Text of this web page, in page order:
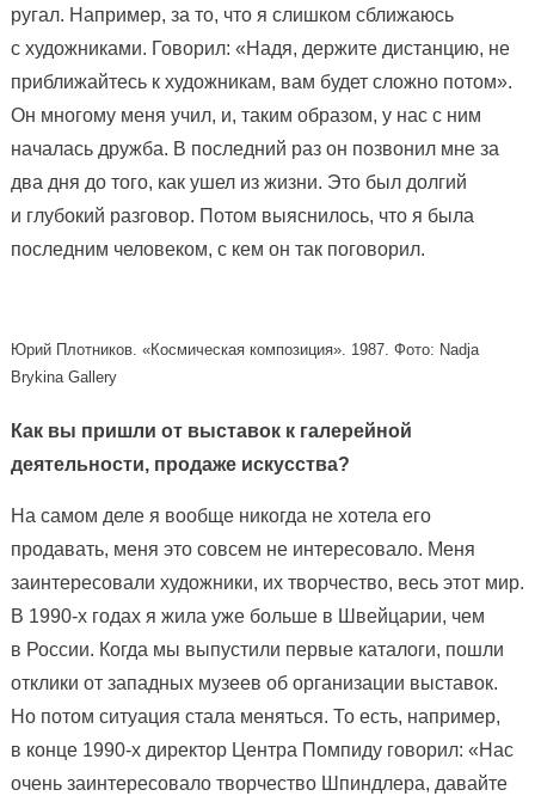
ругал. Например, за то, что я слишком сближаюсь
с художниками. Говорил: «Надя, держите дистанцию, не
приближайтесь к художникам, вам будет сложно потом».
Он многому меня учил, и, таким образом, у нас с ним
началась дружба. В последний раз он позвонил мне за
два дня до того, как ушел из жизни. Это был долгий
и глубокий разговор. Потом выяснилось, что я была
последним человеком, с кем он так поговорил.
Юрий Плотников. «Космическая композиция». 1987. Фото: Nadja
Brykina Gallery
Как вы пришли от выставок к галерейной
деятельности, продаже искусства?
На самом деле я вообще никогда не хотела его
продавать, меня это совсем не интересовало. Меня
заинтересовали художники, их творчество, весь этот мир.
В 1990-х годах я жила уже больше в Швейцарии, чем
в России. Когда мы выпустили первые каталоги, пошли
отклики от западных музеев об организации выставок.
Но потом ситуация стала меняться. То есть, например,
в конце 1990-х директор Центра Помпиду говорил: «Нас
очень заинтересовало творчество Шпиндлера, давайте